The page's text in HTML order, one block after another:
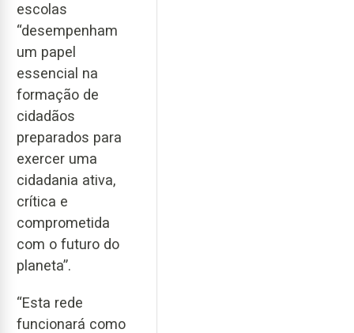
escolas
“desempenham
um papel
essencial na
formação de
cidadãos
preparados para
exercer uma
cidadania ativa,
crítica e
comprometida
com o futuro do
planeta”.
“Esta rede
funcionará como